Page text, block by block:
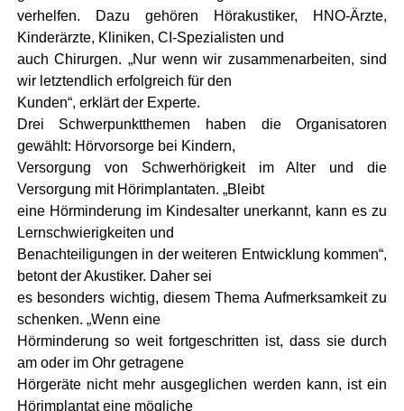
verhelfen. Dazu gehören Hörakustiker, HNO-Ärzte,
Kinderärzte, Kliniken, CI-Spezialisten und
auch Chirurgen. „Nur wenn wir zusammenarbeiten, sind
wir letztendlich erfolgreich für den
Kunden“, erklärt der Experte.
Drei Schwerpunktthemen haben die Organisatoren
gewählt: Hörvorsorge bei Kindern,
Versorgung von Schwerhörigkeit im Alter und die
Versorgung mit Hörimplantaten. „Bleibt
eine Hörminderung im Kindesalter unerkannt, kann es zu
Lernschwierigkeiten und
Benachteiligungen in der weiteren Entwicklung kommen“,
betont der Akustiker. Daher sei
es besonders wichtig, diesem Thema Aufmerksamkeit zu
schenken. „Wenn eine
Hörminderung so weit fortgeschritten ist, dass sie durch
am oder im Ohr getragene
Hörgeräte nicht mehr ausgeglichen werden kann, ist ein
Hörimplantat eine mögliche